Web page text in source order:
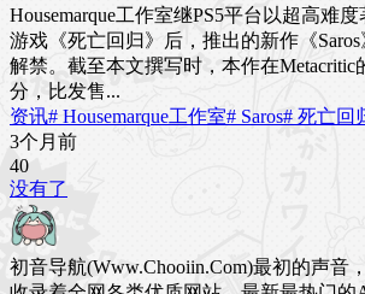
Housemarque工作室继PS5平台以超高难
游戏《死亡回归》后，推出的新作《
解禁。截至本文撰写时，本作在Metacritic
分，比发售...
资讯# Housemarque工作室# Saros# 死亡回
3个月前
40
没有了
初音导航(Www.Chooiin.Com)最初的声音